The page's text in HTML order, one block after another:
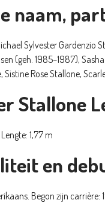
naam,
Sylvester Gardenzio
(geh. 1985–1987),
Sistine Rose Stallone,
Stallone
1,77 m
en
Begon zijn carrière: